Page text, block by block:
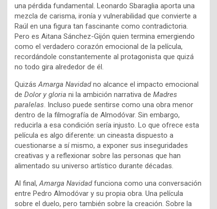
una pérdida fundamental. Leonardo Sbaraglia aporta una
mezcla de carisma, ironía y vulnerabilidad que convierte a
Raúl en una figura tan fascinante como contradictoria.
Pero es Aitana Sánchez-Gijón quien termina emergiendo
como el verdadero corazón emocional de la película,
recordándole constantemente al protagonista que quizá
no todo gira alrededor de él.
QuizásAmarga Navidadno alcance el impacto emocional
de Dolor y gloria ni la ambición narrativa de Madres
paralelas. Incluso puede sentirse como una obra menor
dentro de la filmografía de Almodóvar. Sin embargo,
reducirla a esa condición sería injusto. Lo que ofrece esta
película es algo diferente: un cineasta dispuesto a
cuestionarse a sí mismo, a exponer sus inseguridades
creativas y a reflexionar sobre las personas que han
alimentado su universo artístico durante décadas.
Al final,Amarga Navidadfunciona como una conversación
entre Pedro Almodóvar y su propia obra. Una película
sobre el duelo, pero también sobre la creación. Sobre la